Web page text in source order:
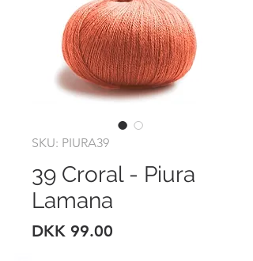
SKU: PIURA39
39 Croral - Piura
Lamana
DKK 99.00